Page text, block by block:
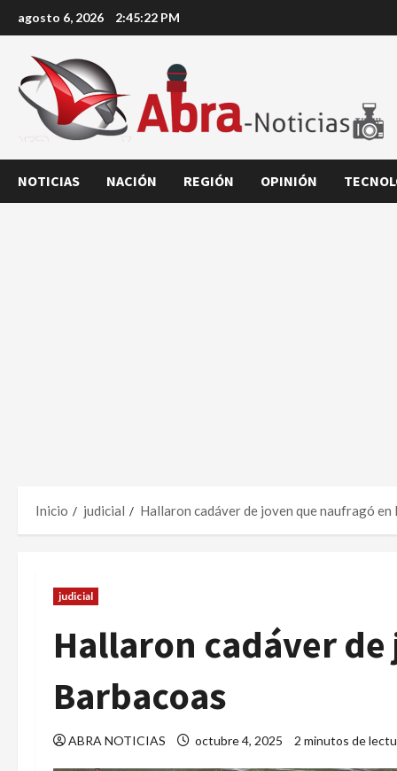
al
contenido
agosto 6, 2026 2:45:23 PM
NOTICIAS NACIÓN REGIÓN OPINIÓN
Inicio judicial Hallaron cadáver de joven que naufragó en
judicial
Hallaron cadáver
Barbacoas
ABRA NOTICIAS octubre 4, 2025 2 minutos de